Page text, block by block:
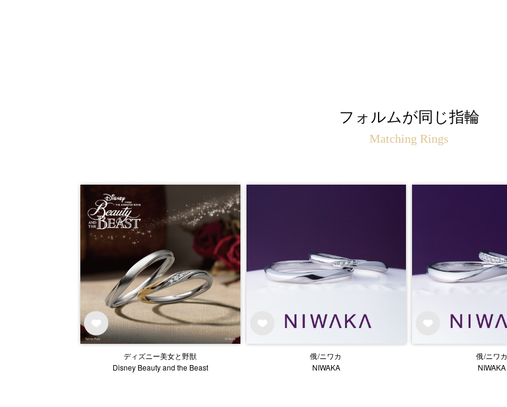
フォルムが同じ指輪
Matching Rings
ディズニー美女と野獣
Disney Beauty and the Beast
俄/ニワカ
NIWAKA
俄/ニワカ
NIWAKA